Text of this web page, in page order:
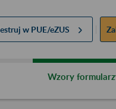
w PUE/eZUS
Wzory